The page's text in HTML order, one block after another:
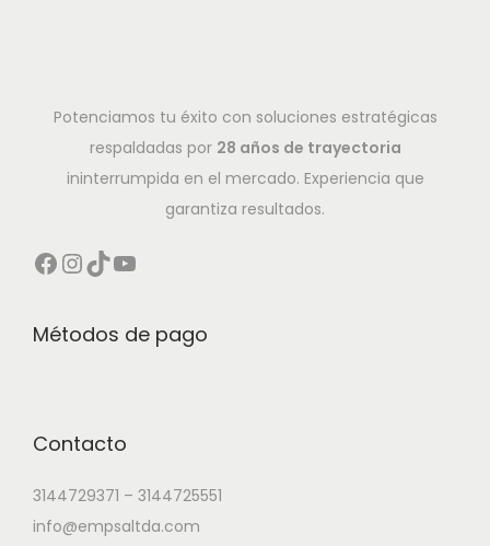
Potenciamos tu éxito con soluciones estratégicas
respaldadas por 28 años de trayectoria
ininterrumpida en el mercado. Experiencia que
garantiza resultados.
Métodos de pago
Contacto
3144729371 – 3144725551
info@empsaltda.com